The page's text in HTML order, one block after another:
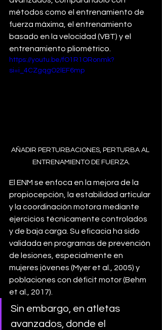
métodos como el entrenamiento de
fuerza máxima, el entrenamiento
basado en la velocidad (VBT) y el
entrenamiento pliométrico.
https://youtu.be/fO1R1ORonmk?
si=i_4CZgqgO2lEF6mp
AÑADIR PERTURBACIONES, PERTURBA AL
ENTRENAMIENTO DE FUERZA.
El ENM se enfoca en la mejora de la
propiocepción, la estabilidad articular
y la coordinación motora mediante
ejercicios técnicamente controlados
y de baja carga. Su eficacia ha sido
validada en programas de prevención
de lesiones, especialmente en
mujeres jóvenes (Myer et al., 2005) y
poblaciones con déficit motor (Behm
et al., 2017).
Sin embargo, en atletas
avanzados, donde el